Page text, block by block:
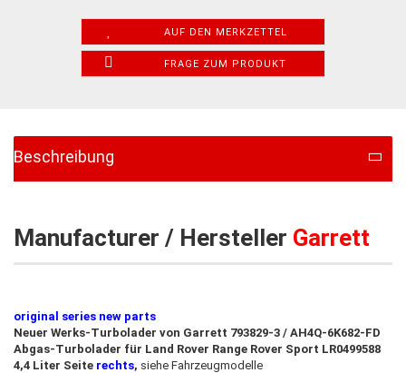
AUF DEN MERKZETTEL
FRAGE ZUM PRODUKT
Beschreibung
Manufacturer / Hersteller Garrett
original series new parts
Neuer Werks-Turbolader von Garrett 793829-3 / AH4Q-6K682-FD
Abgas-Turbolader für Land Rover Range Rover Sport LR0499588
4,4 Liter Seite rechts, siehe Fahrzeugmodelle